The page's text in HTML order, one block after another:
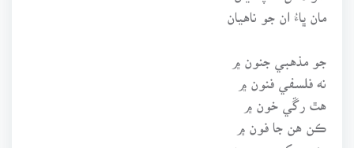
مان ڀاءُ ان جو ناهيان
جو مذهبي جنون ۾
نه فلسفي فنون ۾
هٿ رڱي خون ۾
ڪن هن جا فون ۾
منهن رکي جو مون ۾